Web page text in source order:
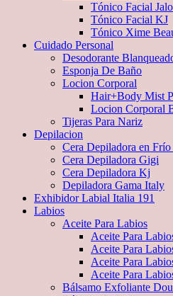
Tónico Facial
Tónico Facial KJ
Tónico Xime
Cuidado Personal
Desodorante
Esponja De Baño
Locion Corporal
Hair+Body Mist
Locion Corporal
Tijeras Para Nariz
Depilacion
Cera Depiladora en Frío
Cera Depiladora Gigi
Cera Depiladora Kj
Depiladora Gama Italy
Exhibidor Labial Italia 191
Labios
Aceite Para Labios
Aceite Para
Aceite Para
Aceite Para
Aceite Para
Bálsamo Exfoliante